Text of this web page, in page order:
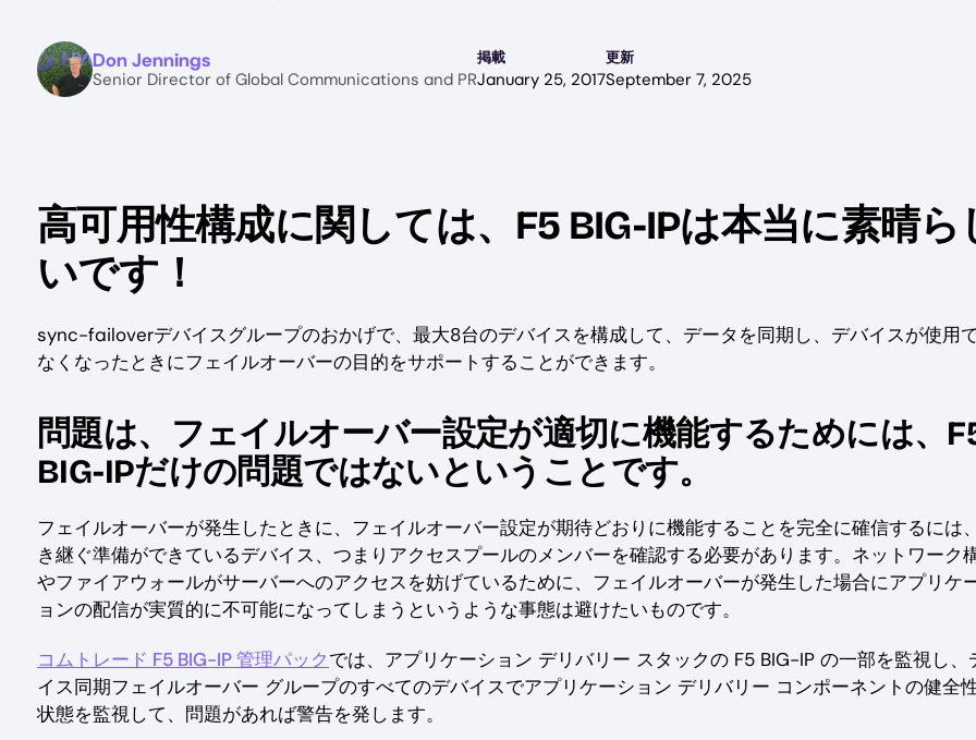
ImageDon Jennings
Senior Director of Global Communications and PR
掲載
January 25, 2017
更新
September 7, 2025
高可用性構成に関しては、F5 BIG-IPは本当に素晴ら
いです！
sync-failoverデバイスグループのおかげで、最大8台のデバイスを構成して、データを同期し、デバイスが使用
なくなったときにフェイルオーバーの目的をサポートすることができます。
問題は、フェイルオーバー設定が適切に機能するためには、
BIG-IPだけの問題ではないということです。
フェイルオーバーが発生したときに、フェイルオーバー設定が期待どおりに機能することを完全に確信するには
き継ぐ準備ができているデバイス、つまりアクセスプールのメンバーを確認する必要があります。ネットワーク
やファイアウォールがサーバーへのアクセスを妨げているために、フェイルオーバーが発生した場合にアプリケ
ョンの配信が実質的に不可能になってしまうというような事態は避けたいものです。
コムトレード F5 BIG-IP 管理パックでは、アプリケーション デリバリー スタックの F5 BIG-IP の一部を監視し、
イス同期フェイルオーバー グループのすべてのデバイスでアプリケーション デリバリー コンポーネントの健全
状態を監視して、問題があれば警告を発します。